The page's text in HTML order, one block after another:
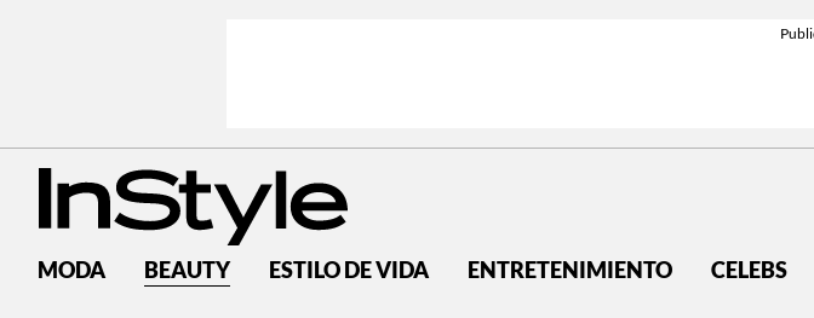
MODA BEAUTY ESTILO DE VIDA ENTRETENIMIENTO CELEBS